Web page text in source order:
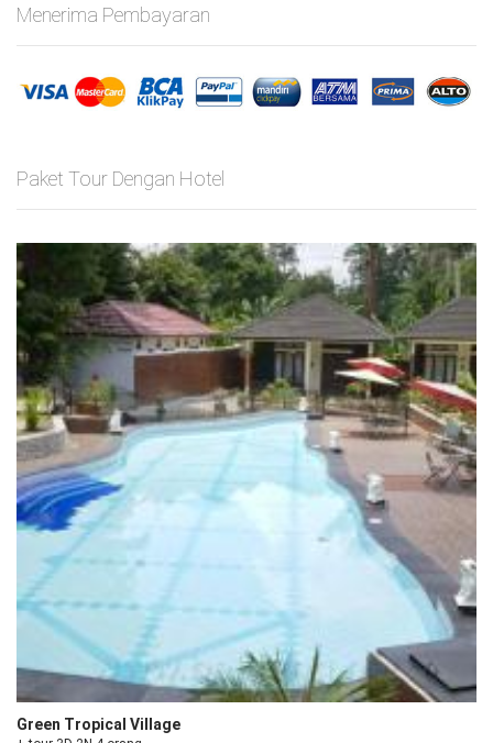
Menerima Pembayaran
Paket Tour Dengan Hotel
Green Tropical Village